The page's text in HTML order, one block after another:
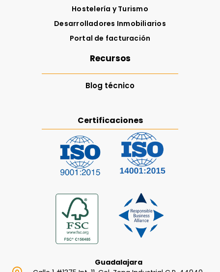
Hostelería y Turismo
Desarrolladores Inmobiliarios
Portal de facturación
Recursos
Blog técnico
Certificaciones
Guadalajara